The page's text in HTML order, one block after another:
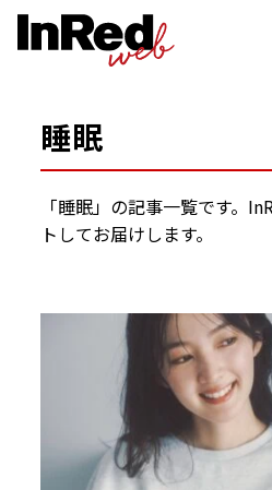
睡眠
「睡眠」の記事一覧です。
トしてお届けします。